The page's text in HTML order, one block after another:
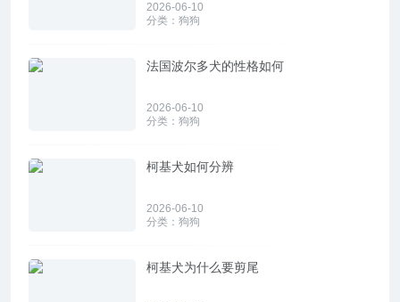
2026-06-10
分类： 狗狗
法国波尔多犬的性格如何
2026-06-10
分类： 狗狗
柯基犬如何分辨
2026-06-10
分类： 狗狗
柯基犬为什么要剪尾